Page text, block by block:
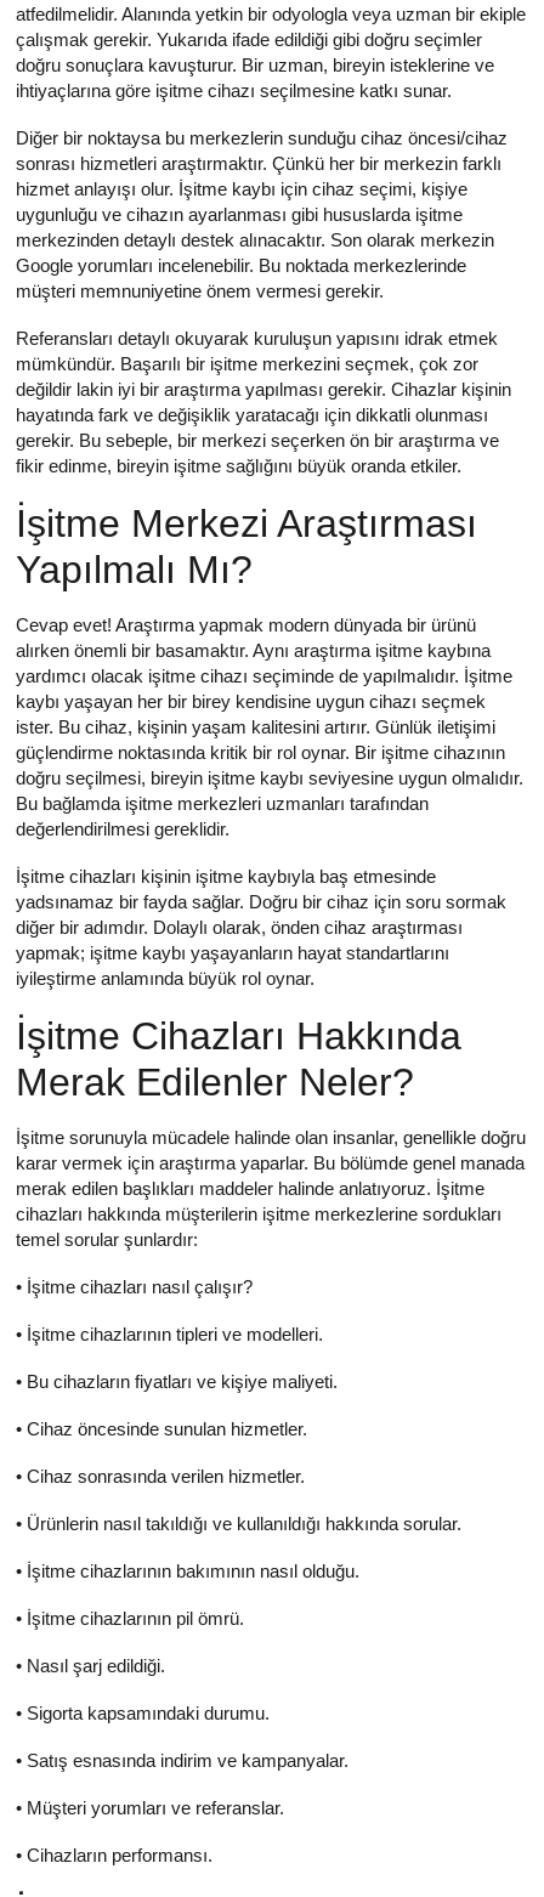
atfedilmelidir. Alanında yetkin bir odyologla veya uzman bir ekiple
çalışmak gerekir. Yukarıda ifade edildiği gibi doğru seçimler
doğru sonuçlara kavuşturur. Bir uzman, bireyin isteklerine ve
ihtiyaçlarına göre işitme cihazı seçilmesine katkı sunar.
Diğer bir noktaysa bu merkezlerin sunduğu cihaz öncesi/cihaz
sonrası hizmetleri araştırmaktır. Çünkü her bir merkezin farklı
hizmet anlayışı olur. İşitme kaybı için cihaz seçimi, kişiye
uygunluğu ve cihazın ayarlanması gibi hususlarda işitme
merkezinden detaylı destek alınacaktır. Son olarak merkezin
Google yorumları incelenebilir. Bu noktada merkezlerinde
müşteri memnuniyetine önem vermesi gerekir.
Referansları detaylı okuyarak kuruluşun yapısını idrak etmek
mümkündür. Başarılı bir işitme merkezini seçmek, çok zor
değildir lakin iyi bir araştırma yapılması gerekir. Cihazlar kişinin
hayatında fark ve değişiklik yaratacağı için dikkatli olunması
gerekir. Bu sebeple, bir merkezi seçerken ön bir araştırma ve
fikir edinme, bireyin işitme sağlığını büyük oranda etkiler.
İşitme Merkezi Araştırması
Yapılmalı Mı?
Cevap evet! Araştırma yapmak modern dünyada bir ürünü
alırken önemli bir basamaktır. Aynı araştırma işitme kaybına
yardımcı olacak işitme cihazı seçiminde de yapılmalıdır. İşitme
kaybı yaşayan her bir birey kendisine uygun cihazı seçmek
ister. Bu cihaz, kişinin yaşam kalitesini artırır. Günlük iletişimi
güçlendirme noktasında kritik bir rol oynar. Bir işitme cihazının
doğru seçilmesi, bireyin işitme kaybı seviyesine uygun olmalıdır.
Bu bağlamda işitme merkezleri uzmanları tarafından
değerlendirilmesi gereklidir.
İşitme cihazları kişinin işitme kaybıyla baş etmesinde
yadsınamaz bir fayda sağlar. Doğru bir cihaz için soru sormak
diğer bir adımdır. Dolaylı olarak, önden cihaz araştırması
yapmak; işitme kaybı yaşayanların hayat standartlarını
iyileştirme anlamında büyük rol oynar.
İşitme Cihazları Hakkında
Merak Edilenler Neler?
İşitme sorunuyla mücadele halinde olan insanlar, genellikle doğru
karar vermek için araştırma yaparlar. Bu bölümde genel manada
merak edilen başlıkları maddeler halinde anlatıyoruz. İşitme
cihazları hakkında müşterilerin işitme merkezlerine sordukları
temel sorular şunlardır:
• İşitme cihazları nasıl çalışır?
• İşitme cihazlarının tipleri ve modelleri.
• Bu cihazların fiyatları ve kişiye maliyeti.
• Cihaz öncesinde sunulan hizmetler.
• Cihaz sonrasında verilen hizmetler.
• Ürünlerin nasıl takıldığı ve kullanıldığı hakkında sorular.
• İşitme cihazlarının bakımının nasıl olduğu.
• İşitme cihazlarının pil ömrü.
• Nasıl şarj edildiği.
• Sigorta kapsamındaki durumu.
• Satış esnasında indirim ve kampanyalar.
• Müşteri yorumları ve referanslar.
• Cihazların performansı.